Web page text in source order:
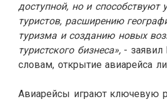
доступной, но и способствуют
туристов, расширению
туризма и созданию новых
туристского бизнеса»,- заявил
словам, открытие авиарейса
Авиарейсы играют ключевую